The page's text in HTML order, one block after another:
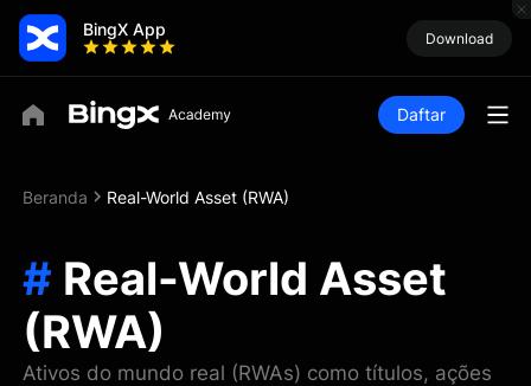
BingX App Download
Daftar
Beranda Real-World Asset (RWA)
# Real-World Asset
(RWA)
Ativos do mundo real (RWAs) como títulos, ações